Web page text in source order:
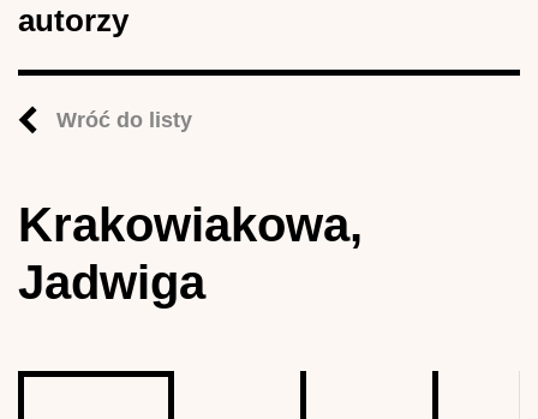
autorzy
Wróć do listy
Krakowiakowa,
Jadwiga